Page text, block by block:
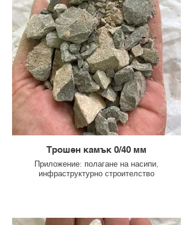
Трошен камък 0/40 мм
Приложение: полагане на насипи,
инфраструктурно строителство